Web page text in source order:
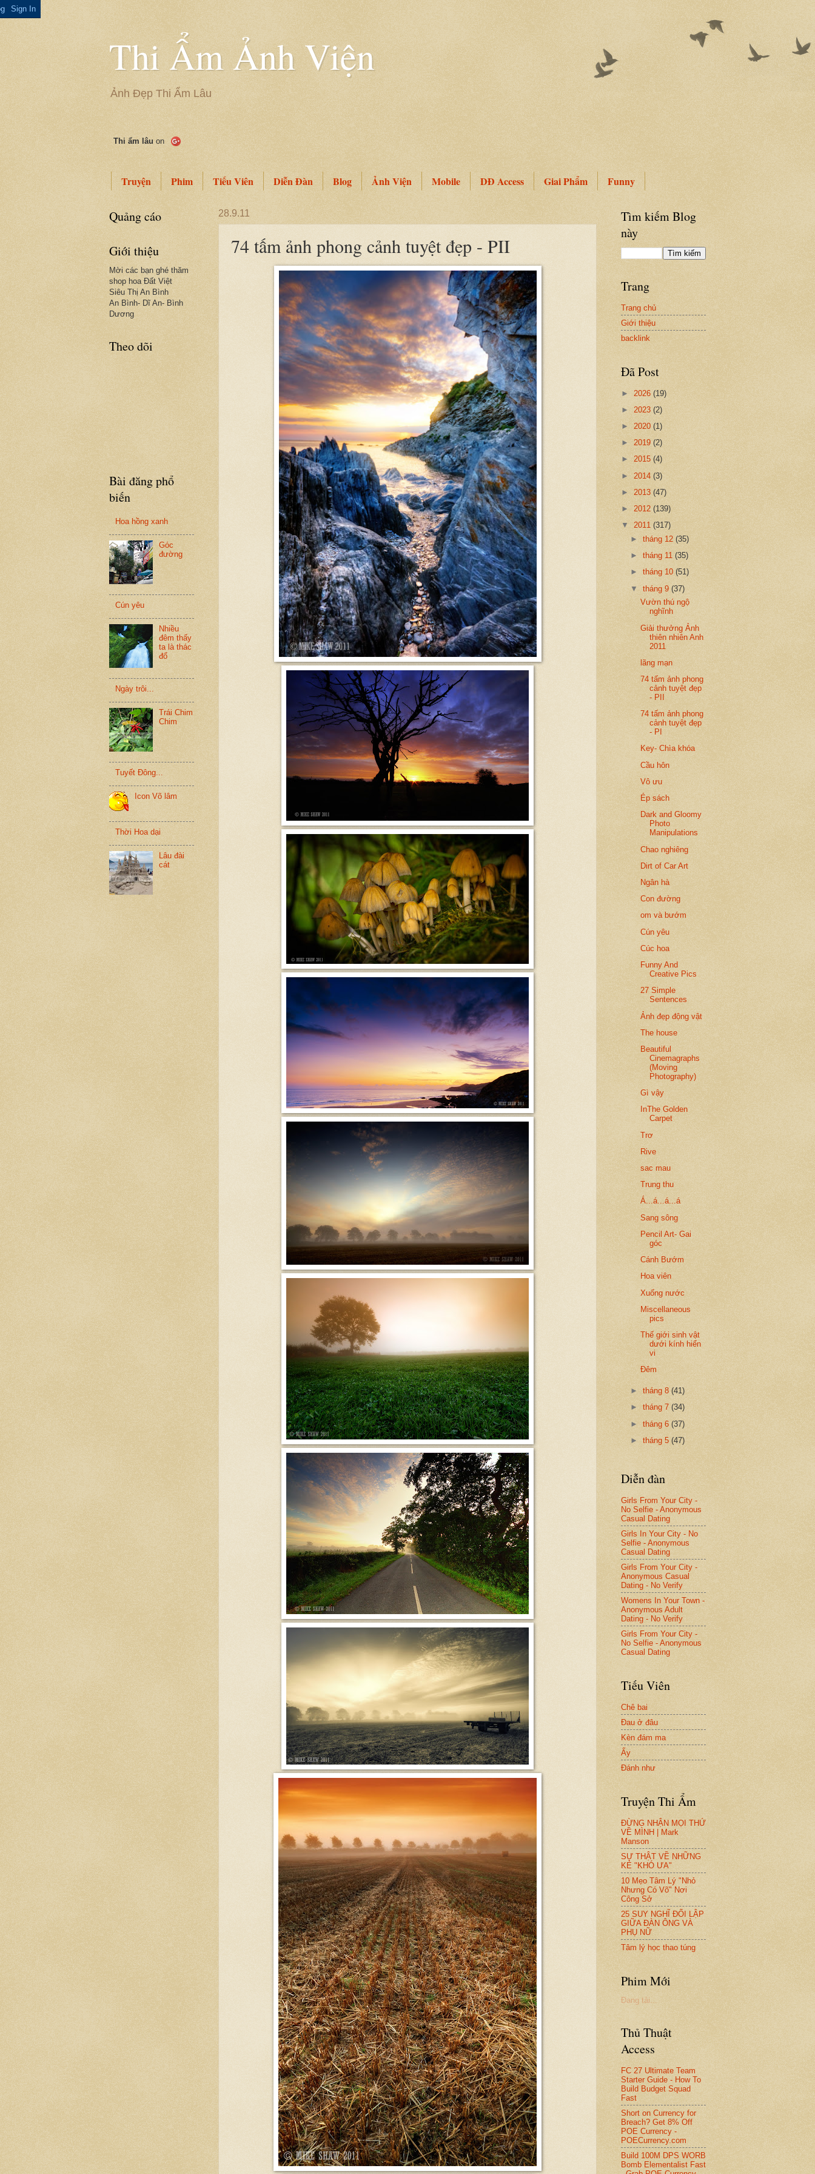
Thi Ẩm Ảnh Viện
Ảnh Đẹp Thi Ẩm Lâu
Thi ẩm lâu on
Truyện Phim Tiếu Viên Diễn Đàn Blog Ảnh Viện Mobile DĐ Access Giai Phẩm Funny
28.9.11
74 tấm ảnh phong cảnh tuyệt đẹp - PII
Quảng cáo
Giới thiệu
Mời các bạn ghé thăm
shop hoa Đất Việt
Siêu Thị An Bình
An Bình- Dĩ An- Bình
Dương
Theo dõi
Bài đăng phổ
biến
Hoa hồng xanh
Góc
đường
Cún yêu
Nhiều
đêm thấy
ta là thác
đổ
Ngày trôi...
Trái Chim
Chim
Tuyết Đông...
Icon Võ lâm
Thời Hoa dại
Lâu đài
cát
Tìm kiếm Blog
này
Trang
Trang chủ
Giới thiệu
backlink
Đã Post
► 2026 (19)
► 2023 (2)
► 2020 (1)
► 2019 (2)
► 2015 (4)
► 2014 (3)
► 2013 (47)
► 2012 (139)
▼ 2011 (317)
►tháng 12(35)
►tháng 11(35)
►tháng 10(51)
▼tháng 9(37)
Vườn thú ngộ
nghĩnh
Giải thưởng Ảnh
thiên nhiên Anh
2011
lãng mạn
74 tấm ảnh phong
cảnh tuyệt đẹp
- PII
74 tấm ảnh phong
cảnh tuyệt đẹp
- PI
Key- Chìa khóa
Cầu hôn
Vô ưu
Ép sách
Dark and Gloomy
Photo
Manipulations
Chao nghiêng
Dirt of Car Art
Ngân hà
Con đường
om và bướm
Cún yêu
Cúc hoa
Funny And
Creative Pics
27 Simple
Sentences
Ảnh đẹp động vật
The house
Beautiful
Cinemagraphs
(Moving
Photography)
Gì vậy
InThe Golden
Carpet
Trơ
Rive
sac mau
Trung thu
Á...á...á...á
Sang sông
Pencil Art- Gai
góc
Cánh Bướm
Hoa viên
Xuống nước
Miscellaneous
pics
Thế giới sinh vật
dưới kính hiển
vi
Đêm
►tháng 8(41)
►tháng 7(34)
►tháng 6(37)
►tháng 5(47)
Diễn đàn
Girls From Your City -
No Selfie - Anonymous
Casual Dating
Girls In Your City - No
Selfie - Anonymous
Casual Dating
Girls From Your City -
Anonymous Casual
Dating - No Verify
Womens In Your Town -
Anonymous Adult
Dating - No Verify
Girls From Your City -
No Selfie - Anonymous
Casual Dating
Tiếu Viên
Chê bai
Đau ở đâu
Kèn đám ma
Ấy
Đánh như
Truyện Thi Ẩm
ĐỪNG NHẬN MỌI THỨ
VỀ MÌNH | Mark
Manson
SỰ THẬT VỀ NHỮNG
KẺ "KHÓ ƯA"
10 Mẹo Tâm Lý "Nhỏ
Nhưng Có Võ" Nơi
Công Sở
25 SUY NGHĨ ĐỐI LẬP
GIỮA ĐÀN ÔNG VÀ
PHỤ NỮ
Tâm lý học thao túng
Phim Mới
Đang tải...
Thủ Thuật
Access
FC 27 Ultimate Team
Starter Guide - How To
Build Budget Squad
Fast
Short on Currency for
Breach? Get 8% Off
POE Currency -
POECurrency.com
Build 100M DPS WORB
Bomb Elementalist Fast